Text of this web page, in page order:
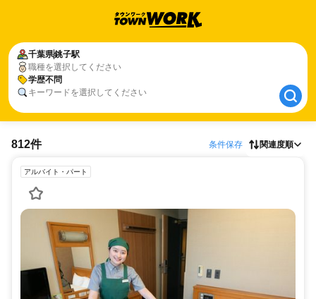
千葉県銚子駅
職種を選択してください
学歴不問
キーワードを選択してください
千葉県銚子駅
学歴不問
812件 条件保存 関連度順
アルバイト・パート